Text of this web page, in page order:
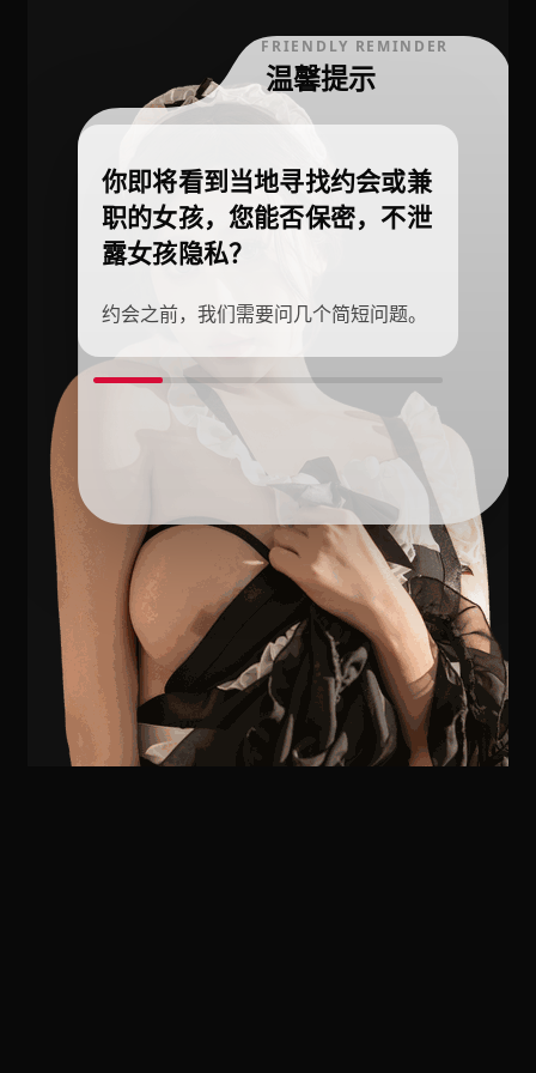
FRIENDLY REMINDER
温馨提示
你即将看到当地寻找约会或兼
职的女孩，您能否保密，不泄
露女孩隐私？
约会之前，我们需要问几个简短问题。